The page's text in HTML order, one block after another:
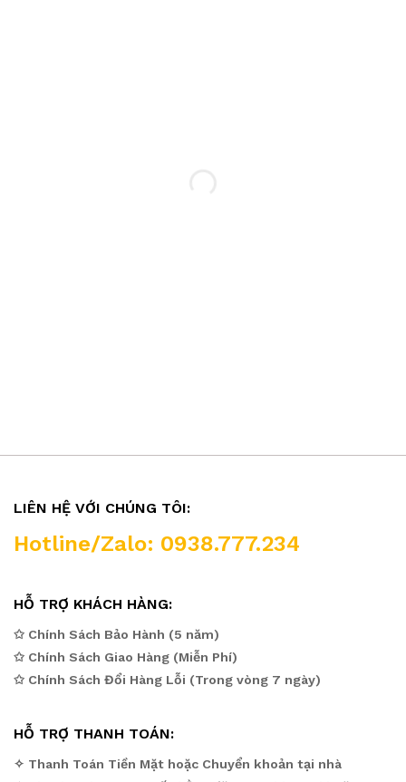
LIÊN HỆ VỚI CHÚNG TÔI:
Hotline/Zalo: 0938.777.234
HỖ TRỢ KHÁCH HÀNG:
✩ Chính Sách Bảo Hành (5 năm)
✩ Chính Sách Giao Hàng (Miễn Phí)
✩ Chính Sách Đổi Hàng Lỗi (Trong vòng 7 ngày)
HỖ TRỢ THANH TOÁN:
✧ Thanh Toán Tiền Mặt hoặc Chuyển khoản tại nhà